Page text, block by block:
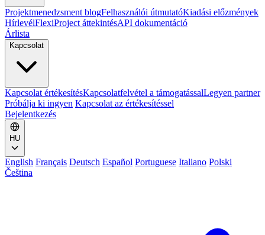
Projektmenedzsment blogFelhasználói útmutatóKiadási előzmények
HírlevélFlexiProject áttekintésAPI dokumentáció
Árlista
Kapcsolat
Kapcsolat értékesítésKapcsolatfelvétel a támogatássalLegyen partner
Próbálja ki ingyen Kapcsolat az értékesítéssel
Bejelentkezés
HU
English Français Deutsch Español Portuguese Italiano Polski
Čeština